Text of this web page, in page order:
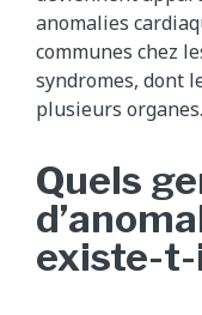
anomalies
communes chez
syndromes, dont
plusieurs organes.
Quels
existe-